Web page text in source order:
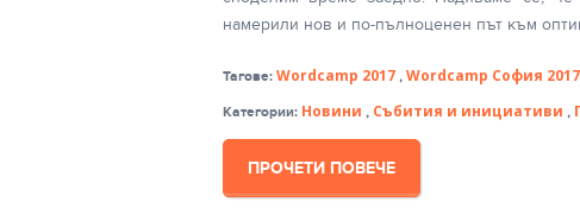
намерили нов и по-пълноценен път към
Тагове: Wordcamp 2017 , Wordcamp София 2017
Категории: Новини , Събития и инициативи ,
ПРОЧЕТИ ПОВЕЧЕ